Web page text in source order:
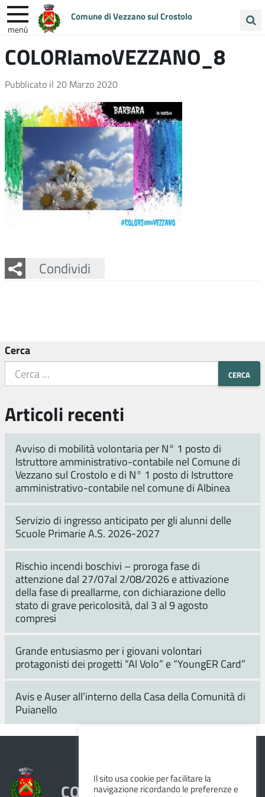
Comune di Vezzano sul Crostolo
menù
nel
ENTRA IN COMUNE VIVI VEZZANO
UNIONE COLLINE MATILDICHE
COLORIamoVEZZANO_8
Pubblicato il 20 Marzo 2020
Condividi
Facebook
Twitter
Whatsapp
Cerca
Articoli recenti
Avviso di mobilità volontaria per N° 1 posto di
Istruttore amministrativo-contabile nel Comune di
Vezzano sul Crostolo e di N° 1 posto di Istruttore
amministrativo-contabile nel comune di Albinea
Servizio di ingresso anticipato per gli alunni delle
Scuole Primarie A.S. 2026-2027
Rischio incendi boschivi – proroga fase di
attenzione dal 27/07al 2/08/2026 e attivazione
della fase di preallarme, con dichiarazione dello
stato di grave pericolosità, dal 3 al 9 agosto
compresi
Grande entusiasmo per i giovani volontari
protagonisti dei progetti “Al Volo” e “YoungER Card”
Avis e Auser all’interno della Casa della Comunità di
Puianello
COMUNE DI VEZZANO SUL
Il sito usa cookie per facilitare la
navigazione ricordando le preferenze e